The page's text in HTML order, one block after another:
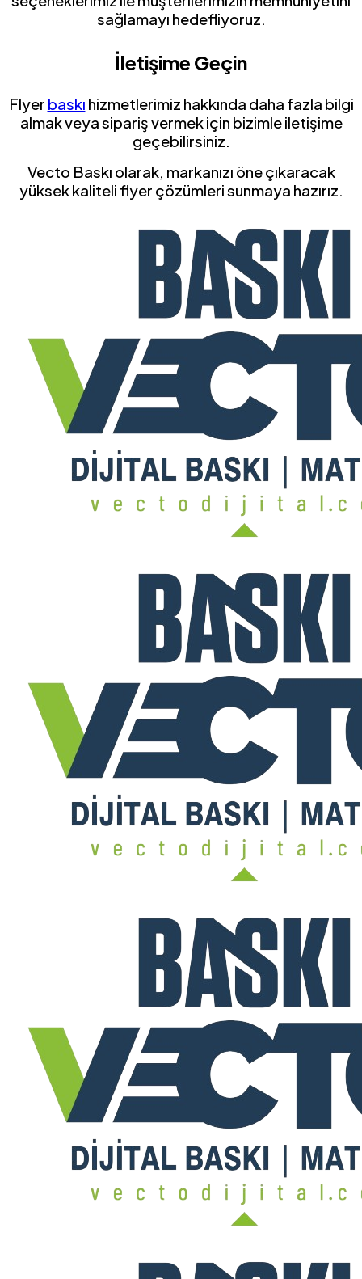
sağlamayı hedefliyoruz.
İletişime Geçin
Flyer baskı hizmetlerimiz hakkında daha fazla bilgi
almak veya sipariş vermek için bizimle iletişime
geçebilirsiniz.
Vecto Baskı olarak, markanızı öne çıkaracak
yüksek kaliteli flyer çözümleri sunmaya hazırız.